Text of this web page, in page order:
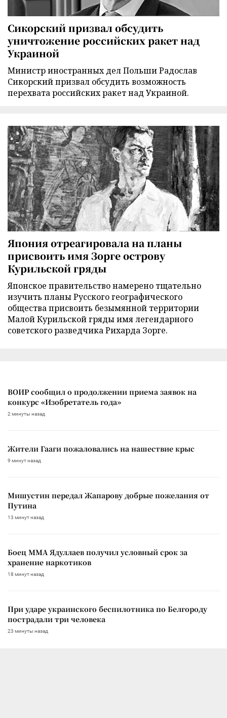
Сикорский призвал обсудить
уничтожение российских ракет над
Украиной
Министр иностранных дел Польши Радослав
Сикорский призвал обсудить возможность
перехвата российских ракет над Украиной.
Япония отреагировала на планы
присвоить имя Зорге острову
Курильской гряды
Японское правительство намерено тщательно
изучить планы Русского географического
общества присвоить безымянной территории
Малой Курильской гряды имя легендарного
советского разведчика Рихарда Зорге.
ВОИР сообщил о продолжении приема заявок на
конкурс «Изобретатель года»
2 минуты назад
Жители Гааги пожаловались на нашествие крыс
9 минут назад
Мишустин передал Жапарову добрые пожелания от
Путина
13 минут назад
Боец ММА Ядуллаев получил условный срок за
хранение наркотиков
18 минут назад
При ударе украинского беспилотника по Белгороду
пострадали три человека
23 минуты назад